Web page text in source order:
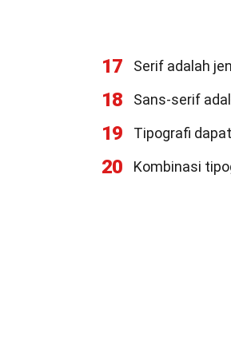
17 Serif adalah
18 Sans-serif
19 Tipografi
20 Kombinasi